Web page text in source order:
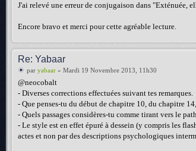
J'ai relevé une erreur de conjugaison dans "Exténuée,
Encore bravo et merci pour cette agréable lecture.
Re: Yabaar
par yabaar » Mardi 19 Novembre 2013, 11h30
@neocobalt
- Diverses corrections effectuées suivant tes remarques.
- Que penses-tu du début de chapitre 10, du chapitre
- Quels passages considères-tu comme tirant vers le
- Le style est en effet épuré à dessein (y compris les
actes et non par des descriptions psychologiques